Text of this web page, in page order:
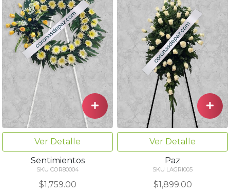
Ver Detalle
Sentimientos
SKU COR80004
$1,759.00
Ver Detalle
Paz
SKU LAGRI005
$1,899.00